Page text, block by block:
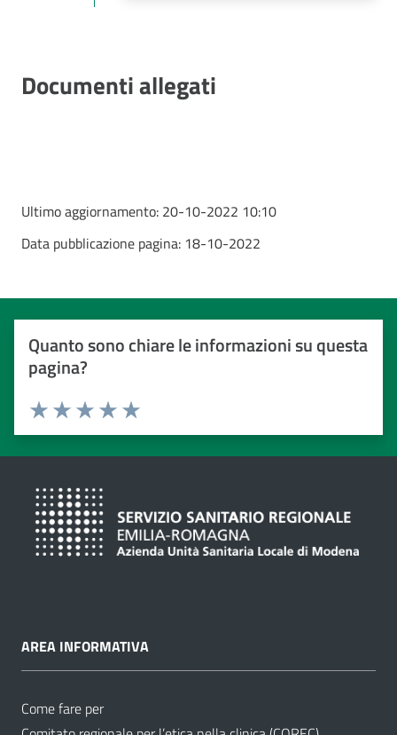
Documenti allegati
Ultimo aggiornamento: 20-10-2022 10:10
Data pubblicazione pagina: 18-10-2022
Quanto sono chiare le informazioni su questa
pagina?
Valuta da 1 a 5 stelle
Valuta 5 stelle su 5
Valuta 4 stelle su 5
Valuta 3 stelle su 5
Valuta 2 stelle su 5
Valuta 1 stelle su 5
AREA INFORMATIVA
Come fare per